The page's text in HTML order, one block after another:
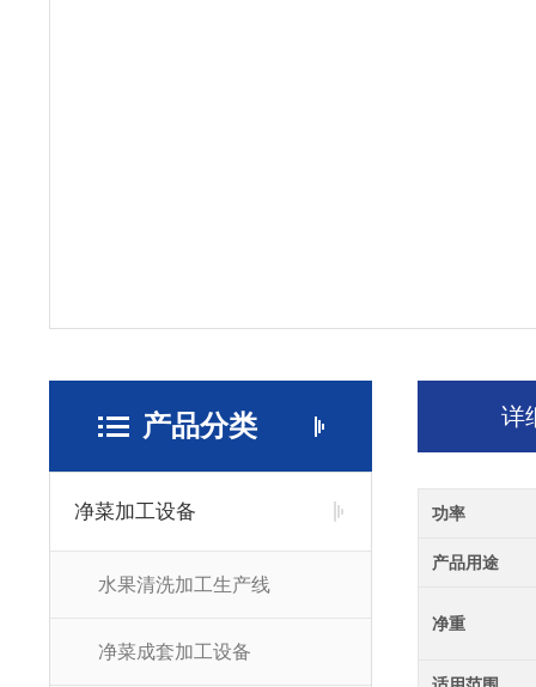
产品分类
净菜加工设备
水果清洗加工生产线
净菜成套加工设备
详
功率
产品用途
净重